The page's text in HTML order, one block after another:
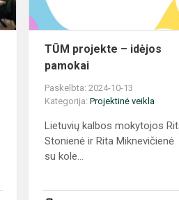
TŪM projekte – idėjos
pamokai
Paskelbta: 2024-10-13
Kategorija:Projektinė veikla
Lietuvių kalbos mokytojos
Stonienė ir Rita Miknevičienė
su kole...